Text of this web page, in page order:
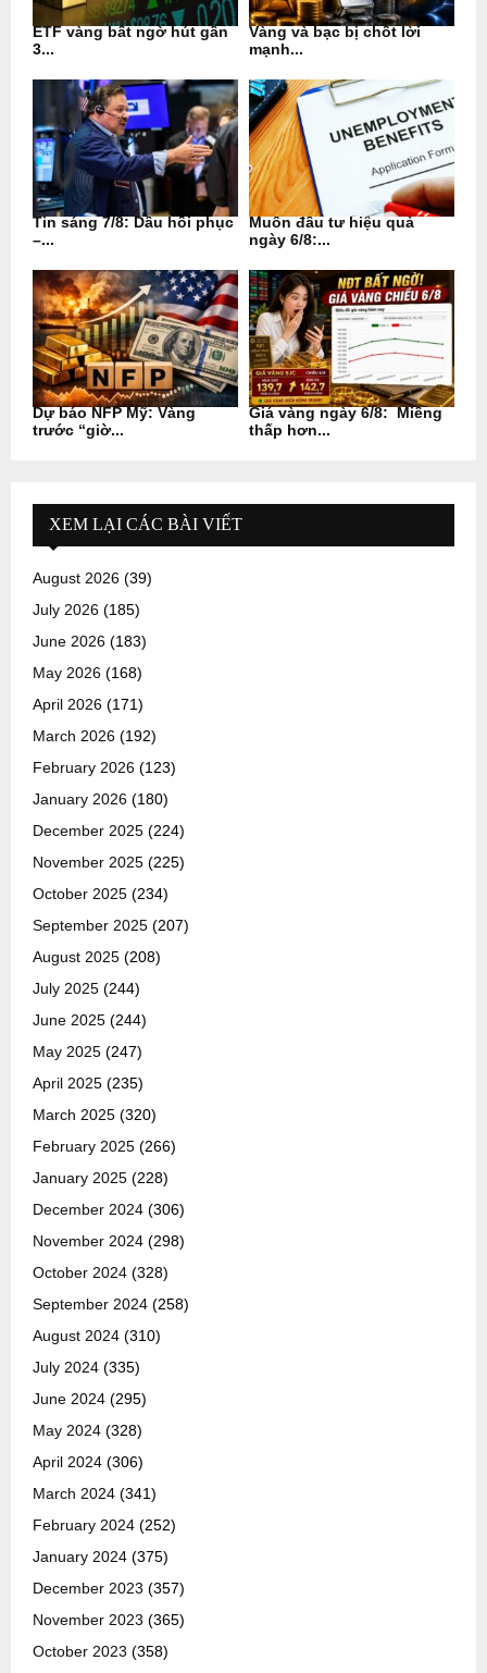
ETF vàng bất ngờ hút gần
3...
Vàng và bạc bị chốt lời
mạnh...
Tin sáng 7/8: Dầu hồi phục
–...
Muốn đầu tư hiệu quả
ngày 6/8:...
Dự báo NFP Mỹ: Vàng
trước “giờ...
Giá vàng ngày 6/8: Miếng
thấp hơn...
XEM LẠI CÁC BÀI VIẾT
August 2026 (39)
July 2026 (185)
June 2026 (183)
May 2026 (168)
April 2026 (171)
March 2026 (192)
February 2026 (123)
January 2026 (180)
December 2025 (224)
November 2025 (225)
October 2025 (234)
September 2025 (207)
August 2025 (208)
July 2025 (244)
June 2025 (244)
May 2025 (247)
April 2025 (235)
March 2025 (320)
February 2025 (266)
January 2025 (228)
December 2024 (306)
November 2024 (298)
October 2024 (328)
September 2024 (258)
August 2024 (310)
July 2024 (335)
June 2024 (295)
May 2024 (328)
April 2024 (306)
March 2024 (341)
February 2024 (252)
January 2024 (375)
December 2023 (357)
November 2023 (365)
October 2023 (358)